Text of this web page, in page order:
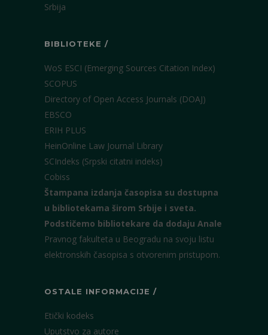
Srbija
BIBLIOTEKE /
WoS ESCI (Emerging Sources Citation Index)
SCOPUS
Directory of Open Access Journals (DOAJ)
EBSCO
ERIH PLUS
HeinOnline Law Journal Library
SCIndeks (Srpski citatni indeks)
Cobiss
Štampana izdanja časopisa su dostupna
u bibliotekama širom Srbije i sveta.
Podstičemo bibliotekare da dodaju Anale
Pravnog fakulteta u Beogradu na svoju listu
elektronskih časopisa s otvorenim pristupom.
OSTALE INFORMACIJE /
Etički kodeks
Uputstvo za autore